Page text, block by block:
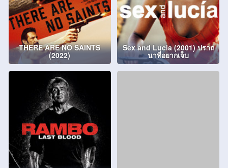
THERE ARE NO SAINTS
(2022)
Sex and Lucia (2001) ปราถ
นาที่อยากเจ็บ